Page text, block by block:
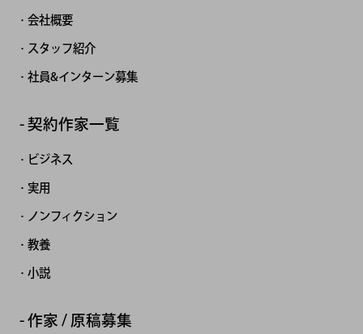
会社概要
スタッフ紹介
社員&インターン募集
契約作家一覧
ビジネス
実用
ノンフィクション
教養
小説
作家 / 原稿募集